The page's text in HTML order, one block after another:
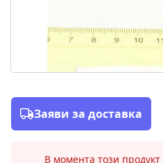
Заяви за доставка
В момента този продукт